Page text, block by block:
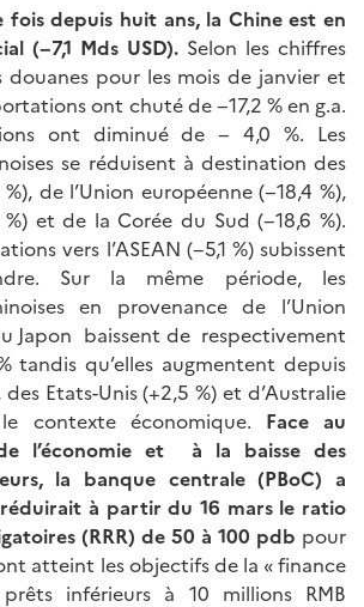
fois depuis huit ans, la Chine est en
(−7,1 Mds USD). Selon les chiffres
douanes pour les mois de janvier et
ont chuté de −17,2 % en g.a.
ont diminué de − 4,0 %. Les
se réduisent à destination des
de l’Union européenne (−18,4 %),
et de la Corée du Sud (−18,6 %).
vers l’ASEAN (−5,1 %) subissent
Sur la même période, les
en provenance de l’Union
Japon baissent de respectivement
tandis qu’elles augmentent depuis
des Etats-Unis (+2,5 %) et d’Australie
contexte économique. Face au
l’économie et à la baisse des
la banque centrale (PBoC) a
à partir du 16 mars le ratio
(RRR) de 50 à 100 pdb pour
atteint les objectifs de la « finance
inférieurs à 10 millions RMB